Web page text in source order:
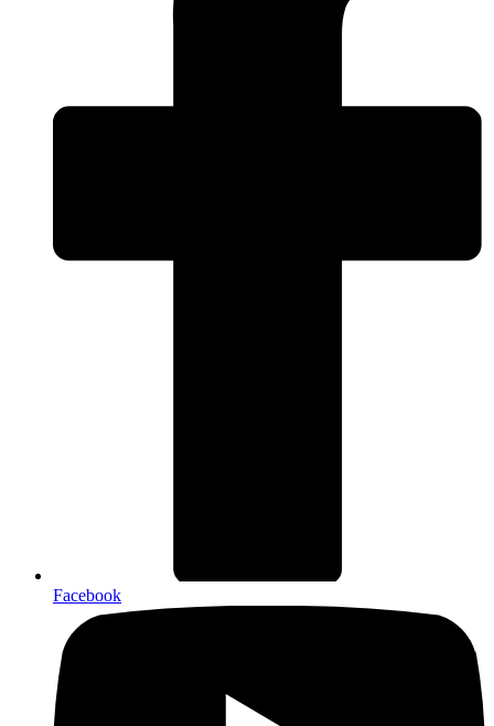
Facebook